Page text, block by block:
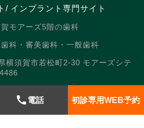
call 電話 初診専用WEB予約
/ インプラント専門サイト
モアーズ5階の歯科
科・審美歯科・一般歯科
横須賀市若松町2-30 モアーズシテ